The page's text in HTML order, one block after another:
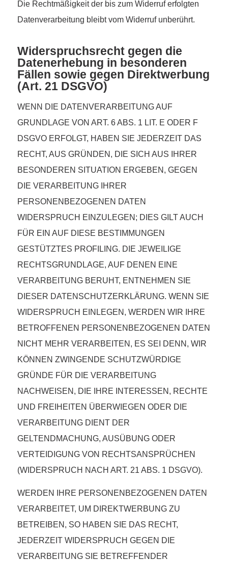
Die Rechtmäßigkeit der bis zum Widerruf erfolgten
Datenverarbeitung bleibt vom Widerruf unberührt.
Widerspruchsrecht gegen die
Datenerhebung in besonderen
Fällen sowie gegen Direktwerbung
(Art. 21 DSGVO)
WENN DIE DATENVERARBEITUNG AUF
GRUNDLAGE VON ART. 6 ABS. 1 LIT. E ODER F
DSGVO ERFOLGT, HABEN SIE JEDERZEIT DAS
RECHT, AUS GRÜNDEN, DIE SICH AUS IHRER
BESONDEREN SITUATION ERGEBEN, GEGEN
DIE VERARBEITUNG IHRER
PERSONENBEZOGENEN DATEN
WIDERSPRUCH EINZULEGEN; DIES GILT AUCH
FÜR EIN AUF DIESE BESTIMMUNGEN
GESTÜTZTES PROFILING. DIE JEWEILIGE
RECHTSGRUNDLAGE, AUF DENEN EINE
VERARBEITUNG BERUHT, ENTNEHMEN SIE
DIESER DATENSCHUTZERKLÄRUNG. WENN SIE
WIDERSPRUCH EINLEGEN, WERDEN WIR IHRE
BETROFFENEN PERSONENBEZOGENEN DATEN
NICHT MEHR VERARBEITEN, ES SEI DENN, WIR
KÖNNEN ZWINGENDE SCHUTZWÜRDIGE
GRÜNDE FÜR DIE VERARBEITUNG
NACHWEISEN, DIE IHRE INTERESSEN, RECHTE
UND FREIHEITEN ÜBERWIEGEN ODER DIE
VERARBEITUNG DIENT DER
GELTENDMACHUNG, AUSÜBUNG ODER
VERTEIDIGUNG VON RECHTSANSPRÜCHEN
(WIDERSPRUCH NACH ART. 21 ABS. 1 DSGVO).
WERDEN IHRE PERSONENBEZOGENEN DATEN
VERARBEITET, UM DIREKTWERBUNG ZU
BETREIBEN, SO HABEN SIE DAS RECHT,
JEDERZEIT WIDERSPRUCH GEGEN DIE
VERARBEITUNG SIE BETREFFENDER